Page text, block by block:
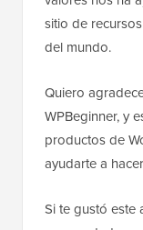
sitio de
del mundo.
Quiero
WPBeginner, y
productos de
ayudarte a
Si te gustó este